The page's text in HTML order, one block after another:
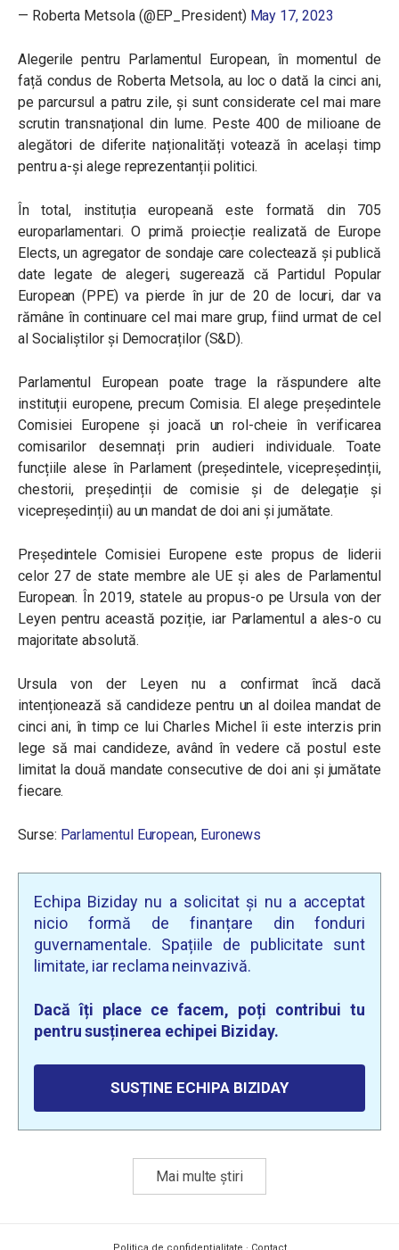
— Roberta Metsola (@EP_President) May 17, 2023
Alegerile pentru Parlamentul European, în momentul de
față condus de Roberta Metsola, au loc o dată la cinci ani,
pe parcursul a patru zile, și sunt considerate cel mai mare
scrutin transnațional din lume. Peste 400 de milioane de
alegători de diferite naționalități votează în același timp
pentru a-și alege reprezentanții politici.
În total, instituția europeană este formată din 705
europarlamentari. O primă proiecție realizată de Europe
Elects, un agregator de sondaje care colectează și publică
date legate de alegeri, sugerează că Partidul Popular
European (PPE) va pierde în jur de 20 de locuri, dar va
rămâne în continuare cel mai mare grup, fiind urmat de cel
al Socialiștilor și Democraților (S&D).
Parlamentul European poate trage la răspundere alte
instituții europene, precum Comisia. El alege președintele
Comisiei Europene și joacă un rol-cheie în verificarea
comisarilor desemnați prin audieri individuale. Toate
funcțiile alese în Parlament (președintele, vicepreședinții,
chestorii, președinții de comisie și de delegație și
vicepreședinții) au un mandat de doi ani și jumătate.
Președintele Comisiei Europene este propus de liderii
celor 27 de state membre ale UE și ales de Parlamentul
European. În 2019, statele au propus-o pe Ursula von der
Leyen pentru această poziție, iar Parlamentul a ales-o cu
majoritate absolută.
Ursula von der Leyen nu a confirmat încă dacă
intenționează să candideze pentru un al doilea mandat de
cinci ani, în timp ce lui Charles Michel îi este interzis prin
lege să mai candideze, având în vedere că postul este
limitat la două mandate consecutive de doi ani și jumătate
fiecare.
Surse: Parlamentul European, Euronews
Echipa Biziday nu a solicitat și nu a acceptat
nicio formă de finanțare din fonduri
guvernamentale. Spațiile de publicitate sunt
limitate, iar reclama neinvazivă.
Dacă îți place ce facem, poți contribui tu
pentru susținerea echipei Biziday.
SUSȚINE ECHIPA BIZIDAY
Mai multe știri